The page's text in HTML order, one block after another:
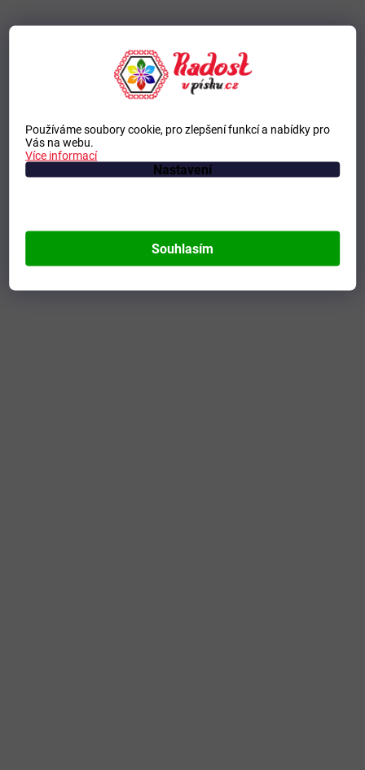
Používáme soubory cookie, pro zlepšení funkcí a nabídky pro
Vás na webu.
Více informací
Nastavení
Souhlasím